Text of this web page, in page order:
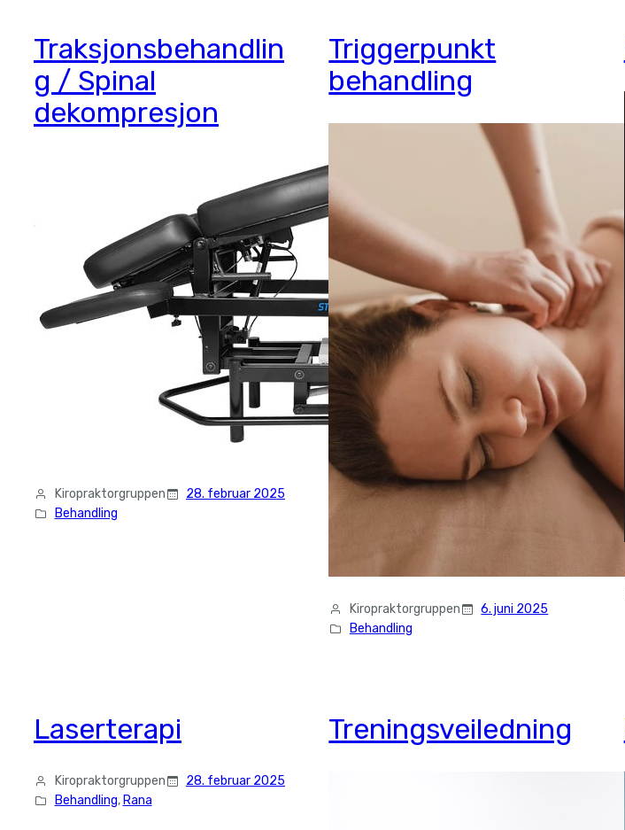
Traksjonsbehandlin
g / Spinal
dekompresjon
Kiropraktorgruppen
28. februar 2025
Behandling
Triggerpunkt
behandling
Kiropraktorgruppen
6. juni 2025
Behandling
Laserterapi
Kiropraktorgruppen
28. februar 2025
Behandling, Rana
Treningsveiledning